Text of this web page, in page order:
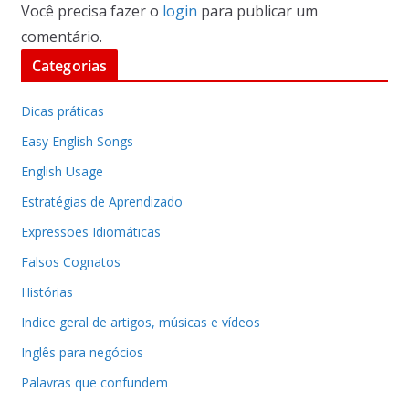
Você precisa fazer o login para publicar um
comentário.
Categorias
Dicas práticas
Easy English Songs
English Usage
Estratégias de Aprendizado
Expressões Idiomáticas
Falsos Cognatos
Histórias
Indice geral de artigos, músicas e vídeos
Inglês para negócios
Palavras que confundem